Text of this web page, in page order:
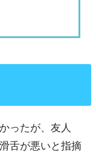
ったが、友人
舌が悪いと指摘